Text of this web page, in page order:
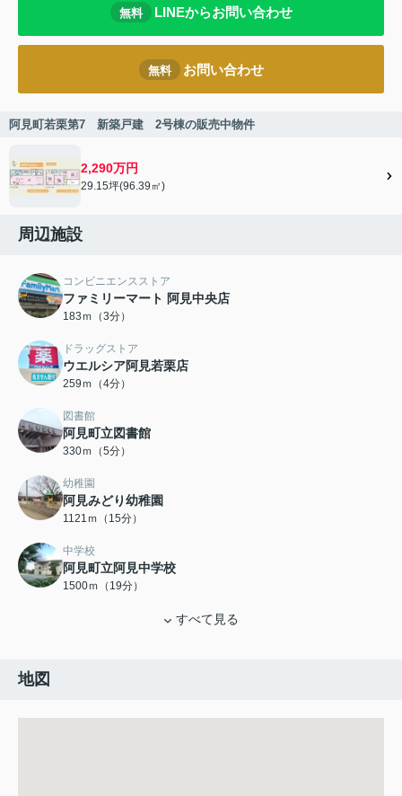
無料 LINEからお問い合わせ
無料 お問い合わせ
阿見町若栗第7 新築戸建 2号棟の販売中物件
2,290万円
29.15坪(96.39㎡)
周辺施設
コンビニエンスストア
ファミリーマート 阿見中央店
183ｍ（3分）
ドラッグストア
ウエルシア阿見若栗店
259ｍ（4分）
図書館
阿見町立図書館
330ｍ（5分）
幼稚園
阿見みどり幼稚園
1121ｍ（15分）
中学校
阿見町立阿見中学校
1500ｍ（19分）
すべて見る
地図